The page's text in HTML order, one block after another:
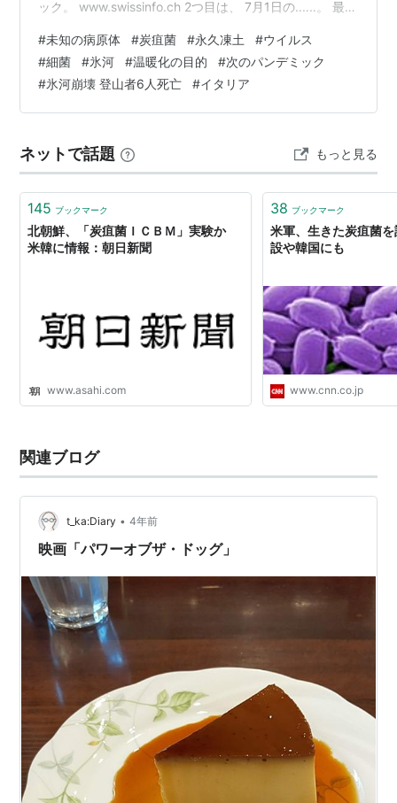
ック。 www.swissinfo.ch 2つ目は、 7月1日の‥‥‥。 最
多いと思います。 forbesjapan.com 生き残りたい方は、
”知識”として‥ 早めに頭に入れておいてください。 気づ
けるから備えられる 備えられるから生き抜ける です。
”未知の病原体”‥ 本当に厄介なキーワードです。…
#未知の病原体 #炭疽菌 #永久凍土 #ウイルス
#細菌 #氷河 #温暖化の目的 #次のパンデミック
#氷河崩壊 登山者6人死亡 #イタリア
ネットで話題 もっと見る
145 ブックマーク
北朝鮮、「炭疽菌ＩＣＢＭ」実験か
米韓に情報：朝日新聞
www.asahi.com
38 ブックマーク
米軍、生きた炭疽菌
設や韓国にも
www.cnn.co.jp
関連ブログ
t_ka:Diary • 4年前
映画「パワーオブザ・ドッグ」